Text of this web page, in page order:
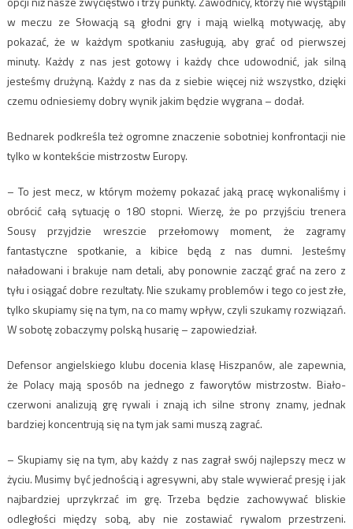
w meczu ze Słowacją są głodni gry i mają wielką motywację, aby
pokazać, że w każdym spotkaniu zasługują, aby grać od pierwszej
minuty. Każdy z nas jest gotowy i każdy chce udowodnić, jak silną
jesteśmy drużyną. Każdy z nas da z siebie więcej niż wszystko, dzięki
czemu odniesiemy dobry wynik jakim będzie wygrana – dodał.
Bednarek podkreśla też ogromne znaczenie sobotniej konfrontacji nie
tylko w kontekście mistrzostw Europy.
– To jest mecz, w którym możemy pokazać jaką pracę wykonaliśmy i
obrócić całą sytuację o 180 stopni. Wierzę, że po przyjściu trenera
Sousy przyjdzie wreszcie przełomowy moment, że zagramy
fantastyczne spotkanie, a kibice będą z nas dumni. Jesteśmy
naładowani i brakuje nam detali, aby ponownie zacząć grać na zero z
tyłu i osiągać dobre rezultaty. Nie szukamy problemów i tego co jest złe,
tylko skupiamy się na tym, na co mamy wpływ, czyli szukamy rozwiązań.
W sobotę zobaczymy polską husarię – zapowiedział.
Defensor angielskiego klubu docenia klasę Hiszpanów, ale zapewnia,
że Polacy mają sposób na jednego z faworytów mistrzostw. Biało-
czerwoni analizują grę rywali i znają ich silne strony znamy, jednak
bardziej koncentrują się na tym jak sami muszą zagrać.
– Skupiamy się na tym, aby każdy z nas zagrał swój najlepszy mecz w
życiu. Musimy być jednością i agresywni, aby stale wywierać presję i jak
najbardziej uprzykrzać im grę. Trzeba będzie zachowywać bliskie
odległości między sobą, aby nie zostawiać rywalom przestrzeni.